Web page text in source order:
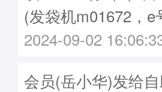
(发袋机m01672，e
2024-09-02
会员(岳小华)发给